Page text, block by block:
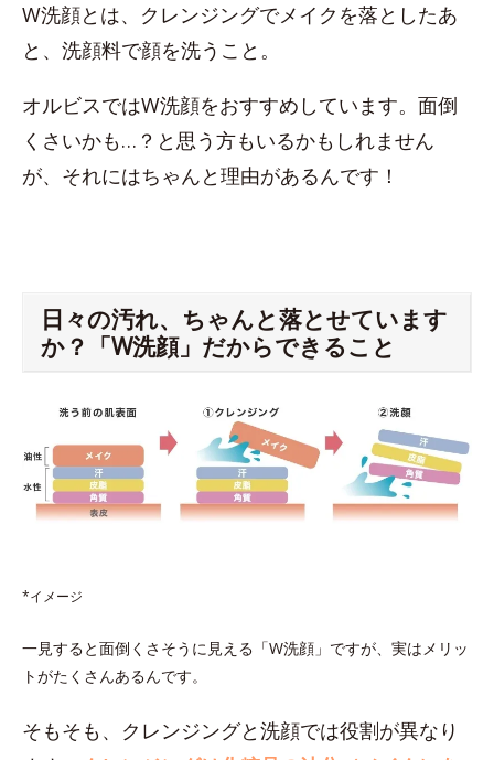
W洗顔とは、クレンジングでメイクを落としたあ
と、洗顔料で顔を洗うこと。
オルビスではW洗顔をおすすめしています。面倒
くさいかも…？と思う方もいるかもしれません
が、それにはちゃんと理由があるんです！
日々の汚れ、ちゃんと落とせています
か？「W洗顔」だからできること
*イメージ
一見すると面倒くさそうに見える「W洗顔」ですが、実はメリッ
トがたくさんあるんです。
そもそも、クレンジングと洗顔では役割が異なり